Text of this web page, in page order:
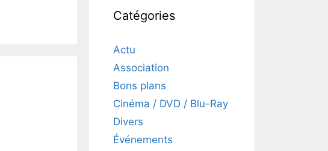
Catégories
Actu
Association
Bons plans
Cinéma / DVD / Blu-Ray
Divers
Événements